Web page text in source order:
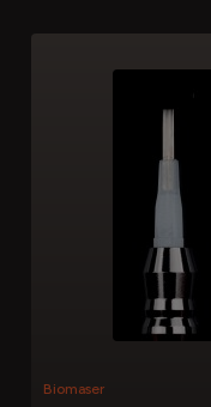
Biomaser